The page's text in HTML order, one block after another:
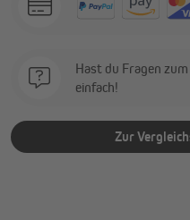
Hast du Fragen
einfach!
Zur